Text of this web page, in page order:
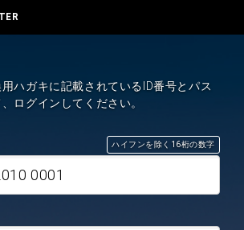
ハガキに記載されているID番号とパス
ログインしてください。
ハイフンを除く16桁の数字
0001